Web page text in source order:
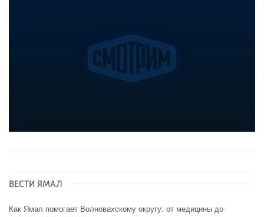
ВЕСТИ ЯМАЛ
Как Ямал помогает Волновахскому округу: от медицины до